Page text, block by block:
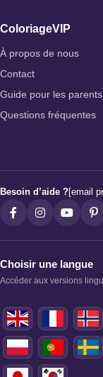
ColoriageVIP
À propos de nous
Contact
Guide pour les parents
Questions fréquentes
Besoin d’aide ?[email
Choisir une langue
Accéder aux versions